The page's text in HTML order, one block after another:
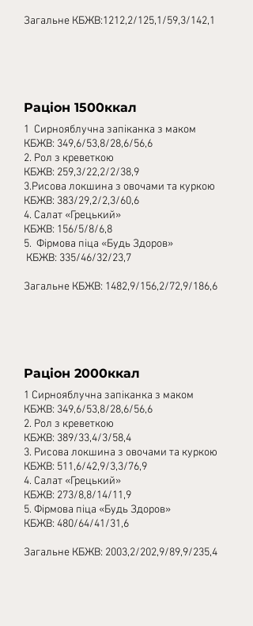
Загальне КБЖВ:1212,2/125,1/59,3/142,1
Раціон 1500ккал
1 Сирнояблучна запіканка з маком
КБЖВ: 349,6/53,8/28,6/56,6
2. Рол з креветкою
КБЖВ: 259,3/22,2/2/38,9
3.Рисова локшина з овочами та куркою
КБЖВ: 383/29,2/2,3/60,6
4. Салат «Грецький»
КБЖВ: 156/5/8/6,8
5. Фірмова піца «Будь Здоров»
КБЖВ: 335/46/32/23,7
Загальне КБЖВ: 1482,9/156,2/72,9/186,6
Раціон 2000ккал
1 Сирнояблучна запіканка з маком
КБЖВ: 349,6/53,8/28,6/56,6
2. Рол з креветкою
КБЖВ: 389/33,4/3/58,4
3. Рисова локшина з овочами та куркою
КБЖВ: 511,6/42,9/3,3/76,9
4. Салат «Грецький»
КБЖВ: 273/8,8/14/11,9
5. Фірмова піца «Будь Здоров»
КБЖВ: 480/64/41/31,6
Загальне КБЖВ: 2003,2/202,9/89,9/235,4